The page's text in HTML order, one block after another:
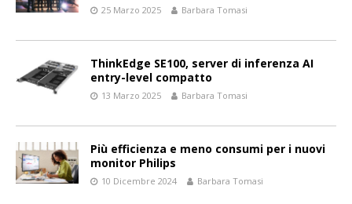
25 Marzo 2025 Barbara Tomasi
ThinkEdge SE100, server di inferenza AI
entry-level compatto
13 Marzo 2025 Barbara Tomasi
Più efficienza e meno consumi per i nuovi
monitor Philips
10 Dicembre 2024 Barbara Tomasi